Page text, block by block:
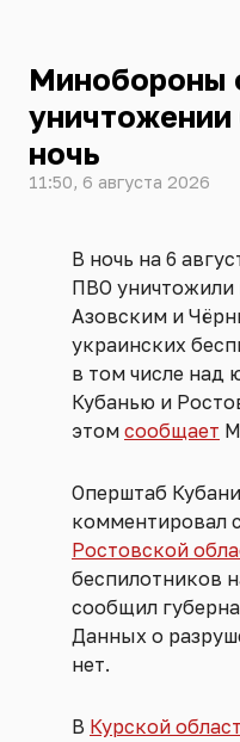
Минобороны
ночь
11:50, 6 августа 2026
В ночь на 6
ПВО уничтожили
Азовским и
украинских
в том числе над
Кубанью и
этом сообщает
Оперштаб
комментировал
Ростовской
беспилотников
сообщил
Данных о
нет.
В Курской